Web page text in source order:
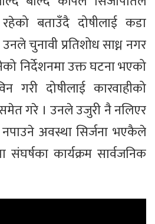
रहेको बताउँदै दोषीलाई कडा
चुनावी प्रतिशोध साध्न नगर
निर्देशनमा उक्त घटना भएको
गरी दोषीलाई कारवाहीको
गरे । उनले उजुरी नै नलिएर
नपाउने अवस्था सिर्जना भएकैले
कार्यक्रम सार्वजनिक